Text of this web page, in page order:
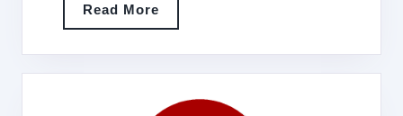
Read More
More